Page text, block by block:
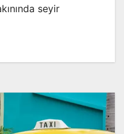
seyir